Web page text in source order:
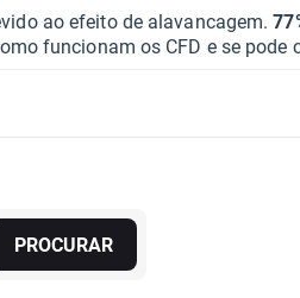
ao efeito de alavancagem.
funcionam os CFD e se
PROCURAR